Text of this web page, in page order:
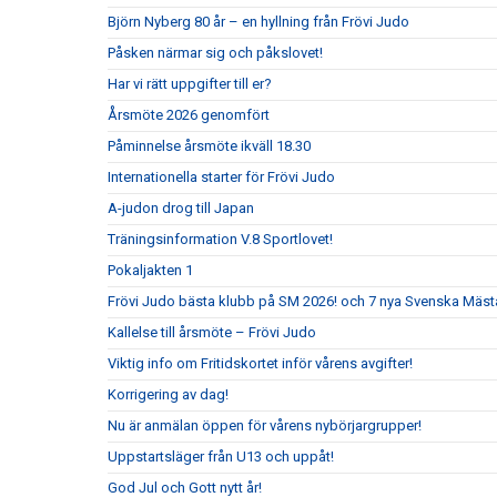
Björn Nyberg 80 år – en hyllning från Frövi Judo
Påsken närmar sig och påkslovet!
Har vi rätt uppgifter till er?
Årsmöte 2026 genomfört
Påminnelse årsmöte ikväll 18.30
Internationella starter för Frövi Judo
A-judon drog till Japan
Träningsinformation V.8 Sportlovet!
Pokaljakten 1
Frövi Judo bästa klubb på SM 2026! och 7 nya Svenska
Kallelse till årsmöte – Frövi Judo
Viktig info om Fritidskortet inför vårens avgifter!
Korrigering av dag!
Nu är anmälan öppen för vårens nybörjargrupper!
Uppstartsläger från U13 och uppåt!
God Jul och Gott nytt år!